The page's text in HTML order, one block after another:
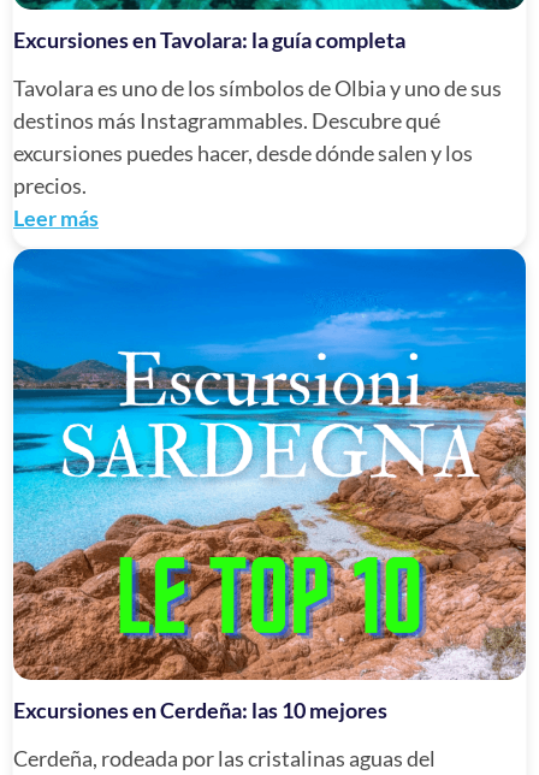
Excursiones en Tavolara: la guía completa
Tavolara es uno de los símbolos de Olbia y uno de sus
destinos más Instagrammables. Descubre qué
excursiones puedes hacer, desde dónde salen y los
precios.
Leer más
Excursiones en Cerdeña: las 10 mejores
Cerdeña, rodeada por las cristalinas aguas del